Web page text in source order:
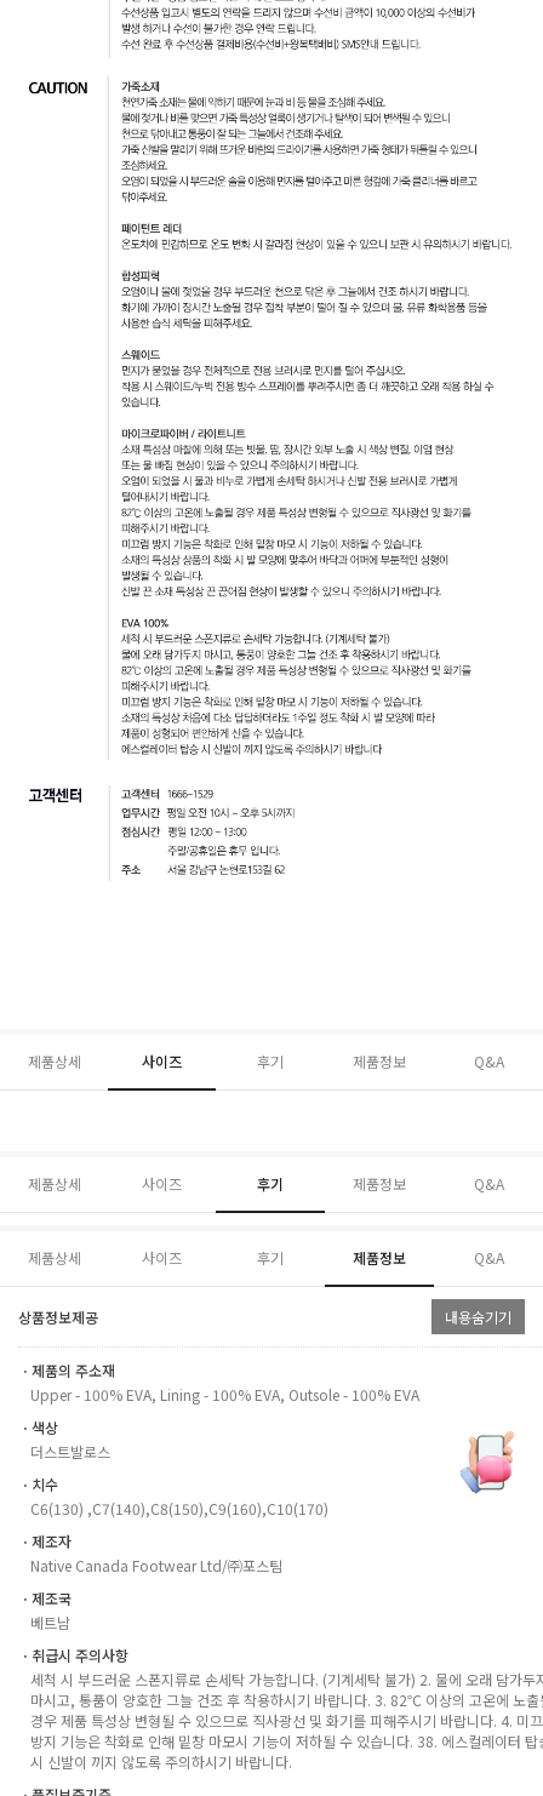
제품상세 사이즈 후기 제품정보 Q&A
제품상세 사이즈 후기 제품정보 Q&A
제품상세 사이즈 후기 제품정보 Q&A
상품정보제공 내용숨기기
ㆍ제품의 주소재
Upper - 100% EVA, Lining - 100% EVA, Outsole - 100% EVA
ㆍ색상
더스트발로스
ㆍ치수
C6(130) ,C7(140),C8(150),C9(160),C10(170)
ㆍ제조자
Native Canada Footwear Ltd/㈜포스팀
ㆍ제조국
베트남
ㆍ취급시 주의사항
세척 시 부드러운 스폰지류로 손세탁 가능합니다. (기계세탁 불가) 2. 물에 오래 담가두
마시고, 통품이 양호한 그늘 건조 후 착용하시기 바랍니다. 3. 82℃ 이상의 고온에 노출
경우 제품 특성상 변형될 수 있으므로 직사광선 및 화기를 피해주시기 바랍니다. 4. 미
방지 기능은 착화로 인해 밑창 마모시 기능이 저하될 수 있습니다. 38. 에스컬레이터 탑
시 신발이 끼지 않도록 주의하시기 바랍니다.